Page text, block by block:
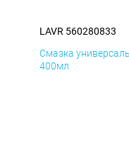
LAVR 560280833
Смазка
400мл